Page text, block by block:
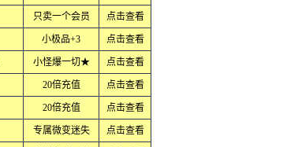
只卖一个会员 点击查看
小极品+3 点击查看
小怪爆一切★ 点击查看
20倍充值 点击查看
20倍充值 点击查看
专属微变迷失 点击查看